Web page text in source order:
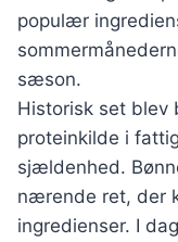
populær
sæson.
Historisk set blev
proteinkilde i
sjældenhed.
nærende ret, der
ingredienser. I